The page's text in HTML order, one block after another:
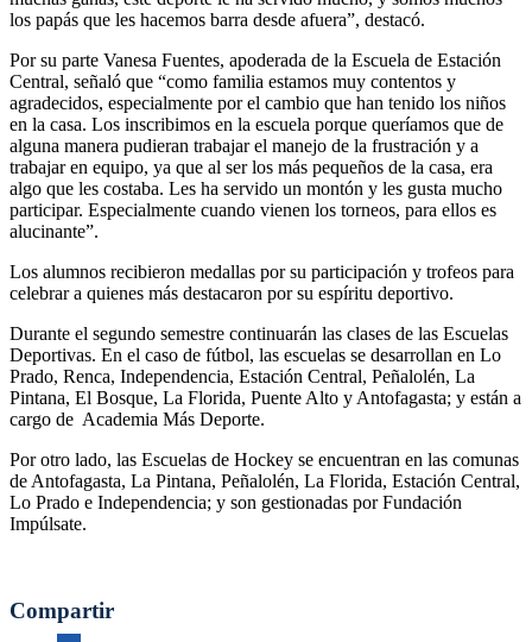
los papás que les hacemos barra desde afuera”, destacó.
Por su parte Vanesa Fuentes, apoderada de la Escuela de Estación
Central, señaló que “como familia estamos muy contentos y
agradecidos, especialmente por el cambio que han tenido los niños
en la casa. Los inscribimos en la escuela porque queríamos que de
alguna manera pudieran trabajar el manejo de la frustración y a
trabajar en equipo, ya que al ser los más pequeños de la casa, era
algo que les costaba. Les ha servido un montón y les gusta mucho
participar. Especialmente cuando vienen los torneos, para ellos es
alucinante”.
Los alumnos recibieron medallas por su participación y trofeos para
celebrar a quienes más destacaron por su espíritu deportivo.
Durante el segundo semestre continuarán las clases de las Escuelas
Deportivas. En el caso de fútbol, las escuelas se desarrollan en Lo
Prado, Renca, Independencia, Estación Central, Peñalolén, La
Pintana, El Bosque, La Florida, Puente Alto y Antofagasta; y están a
cargo de Academia Más Deporte.
Por otro lado, las Escuelas de Hockey se encuentran en las comunas
de Antofagasta, La Pintana, Peñalolén, La Florida, Estación Central,
Lo Prado e Independencia; y son gestionadas por Fundación
Impúlsate.
Compartir